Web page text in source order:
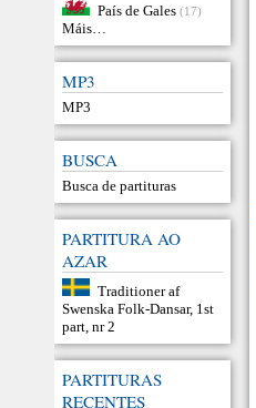
País de Gales (17)
Máis…
MP3
MP3
BUSCA
Busca de partituras
PARTITURA AO
AZAR
Traditioner af
Swenska Folk-Dansar, 1st
part, nr 2
PARTITURAS
RECENTES